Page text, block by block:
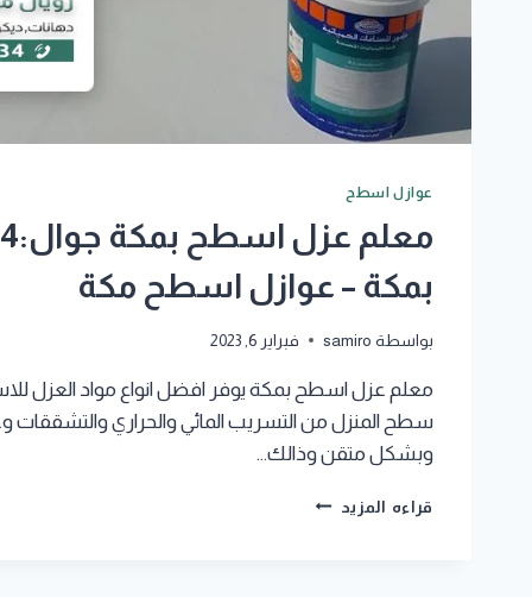
عوازل اسطح
بمكة – عوازل اسطح مكة
بواسطة samiro فبراير 6, 2023
معلم عزل اسطح بمكة يوفر افضل انواع مواد العزل
سطح المنزل من التسريب المائي والحراري والتشققات
وبشكل متقن وذالك…
قراءه المزيد معلم